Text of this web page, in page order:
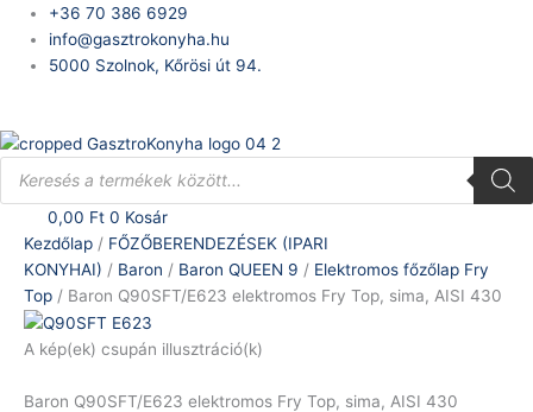
content
+36 70 386 6929
info@gasztrokonyha.hu
5000 Szolnok, Kőrösi út 94.
Products
search
0,00 Ft 0 Kosár
Kezdőlap / FŐZŐBERENDEZÉSEK (IPARI
KONYHAI) / Baron / Baron QUEEN 9 / Elektromos főzőlap Fry
Top / Baron Q90SFT/E623 elektromos Fry Top, sima, AISI 430
A kép(ek) csupán illusztráció(k)
Baron Q90SFT/E623 elektromos Fry Top, sima, AISI 430
Baron
Q90SFT/E623
elektromos
sima,
mennyiség